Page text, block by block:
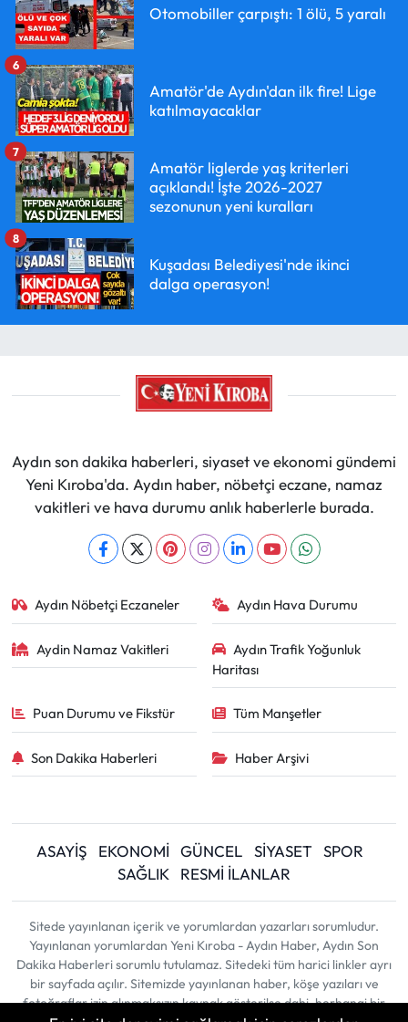
Otomobiller çarpıştı: 1 ölü, 5 yaralı
Amatör'de Aydın'dan ilk fire! Lige
katılmayacaklar
6
Amatör liglerde yaş kriterleri
açıklandı! İşte 2026-2027
sezonunun yeni kuralları
7
Kuşadası Belediyesi'nde ikinci
dalga operasyon!
8
Aydın son dakika haberleri, siyaset ve ekonomi gündemi
Yeni Kıroba'da. Aydın haber, nöbetçi eczane, namaz
vakitleri ve hava durumu anlık haberlerle burada.
Aydın Nöbetçi Eczaneler Aydın Hava Durumu
Aydin Namaz Vakitleri
Aydın Trafik Yoğunluk
Haritası
Puan Durumu ve Fikstür Tüm Manşetler
Son Dakika Haberleri Haber Arşivi
ASAYİŞ EKONOMİ GÜNCEL SİYASET
SPOR
SAĞLIK
RESMİ İLANLAR
Sitede yayınlanan içerik ve yorumlardan yazarları sorumludur.
Yayınlanan yorumlardan Yeni Kıroba - Aydın Haber, Aydın Son
Dakika Haberleri sorumlu tutulamaz. Sitedeki tüm harici linkler ayrı
bir sayfada açılır. Sitemizde yayınlanan haber, köşe yazıları ve
fotoğraflar izin alınmaksızın kaynak gösterilse dahi, herhangi bir